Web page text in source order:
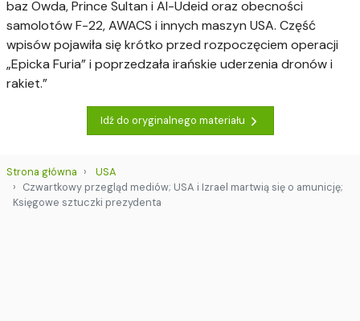
baz Owda, Prince Sultan i Al-Udeid oraz obecności
samolotów F-22, AWACS i innych maszyn USA. Część
wpisów pojawiła się krótko przed rozpoczęciem operacji
„Epicka Furia” i poprzedzała irańskie uderzenia dronów i
rakiet.”
Idź do oryginalnego materiału
Strona główna
USA
Czwartkowy przegląd mediów; USA i Izrael martwią się o amunicję;
Księgowe sztuczki prezydenta